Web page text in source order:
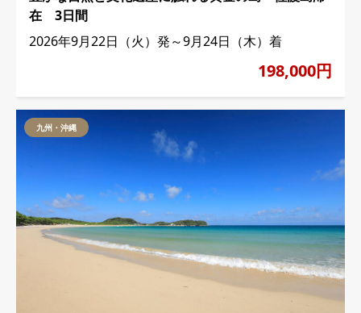
在 3日間
2026年9月22日（火）発～9月24日（木）着
198,000円
九州・沖縄